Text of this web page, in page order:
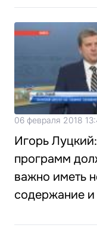
06 февраля 2018
Игорь
программ
важно иметь
содержание и